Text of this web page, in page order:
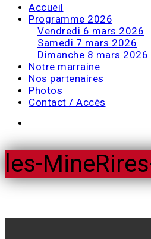
Accueil
Programme 2026
Vendredi 6 mars 2026
Samedi 7 mars 2026
Dimanche 8 mars 2026
Notre marraine
Nos partenaires
Photos
Contact / Accès
les-